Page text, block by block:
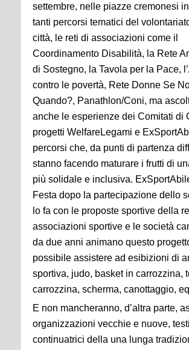
settembre, nelle piazze cremonesi
tanti percorsi tematici del
città, le reti di associazioni come il
Coordinamento Disabilità, la Rete
di Sostegno, la Tavola per la Pace,
contro le povertà, Rete Donne Se
Quando?, Panathlon/Coni, ma
anche le esperienze dei Comitati di
progetti WelfareLegami e
percorsi che, da punti di partenza
stanno facendo maturare i frutti di
più solidale e inclusiva.
Festa dopo la partecipazione dello
lo fa con le proposte sportive della
associazioni sportive e le società
da due anni animano questo
possibile assistere ad esibizioni di
sportiva, judo, basket in carrozzina,
carrozzina, scherma, canottaggio,
E non mancheranno, d’altra parte,
organizzazioni vecchie e nuove,
continuatrici della una lunga